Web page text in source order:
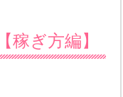
稼ぎ方編】